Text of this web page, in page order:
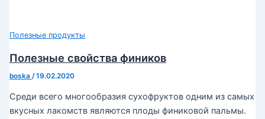
Полезные продукты
Полезные свойства фиников
boska /19.02.2020
Среди всего многообразия сухофруктов одним из самых
вкусных лакомств являются плоды финиковой пальмы.